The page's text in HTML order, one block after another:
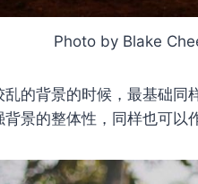
Photo by Blake
的背景的时候，最基础同
景的整体性，同样也可以